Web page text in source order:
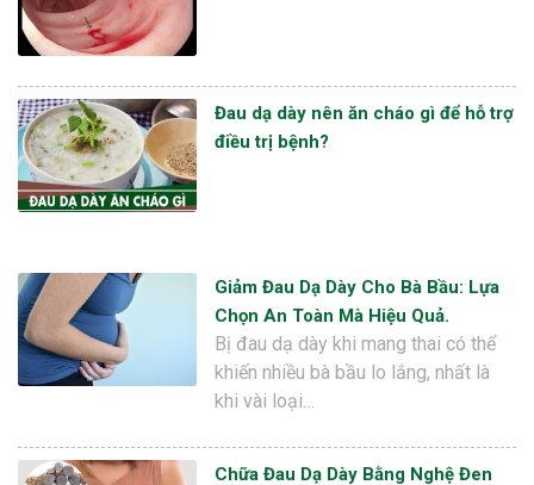
Đau dạ dày nên ăn cháo gì để hỗ trợ
điều trị bệnh?
Giảm Đau Dạ Dày Cho Bà Bầu: Lựa
Chọn An Toàn Mà Hiệu Quả.
Bị đau dạ dày khi mang thai có thể
khiến nhiều bà bầu lo lắng, nhất là
khi vài loại…
Chữa Đau Dạ Dày Bằng Nghệ Đen